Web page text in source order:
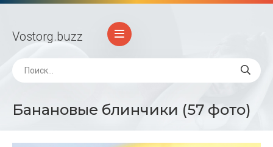
Vostorg.buzz
Банановые блинчики (57 фото)